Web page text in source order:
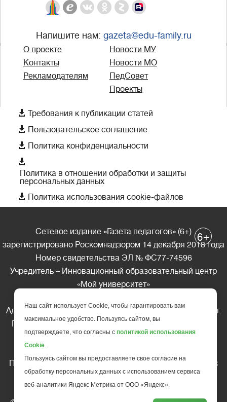
Напишите нам: gazeta@edu-family.ru
О проекте
Контакты
Рекламодателям
Новости МУ
Новости МО
ПедСовет
Проекты
 Требования к публикации статей
 Пользовательское соглашение
 Политика конфиденциальности

Политика в отношении обработки и защиты
персональных данных
 Политика использования cookie-файлов
Сетевое издание «Газета педагогов» (6+)
зарегистрировано Роскомнадзором 14 декабря 2018 года
Номер свидетельства ЭЛ № ФС77-74596
Учредитель – Инновационный образовательный центр
«Мой университет»
Адрес редакции: 185035 Россия, Республика Карелия, г.
Петрозаводск, ул. Фридриха Энгельса д.10, офис 211
Телефон редакции: +7 (499) 685-10-45
Перепечатка материалов газеты допускается только c
письменного разрешения редакции
Ссылка на «Газету педагогов» обязательна.
6+
Наш сайт использует Cookie, чтобы гарантировать вам
максимальное удобство. Пользуясь сайтом, вы
подтверждаете, что согласны с политикой использования
Cookie .
Пользуясь сайтом вы предоставляете свое согласие на
обработку персональных данных с использованием сервиса
веб-аналитики Яндекс Метрика от ООО «Яндекс».